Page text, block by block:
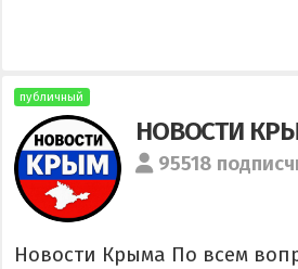
публичный
НОВОСТИ
95518
Новости Крыма По всем